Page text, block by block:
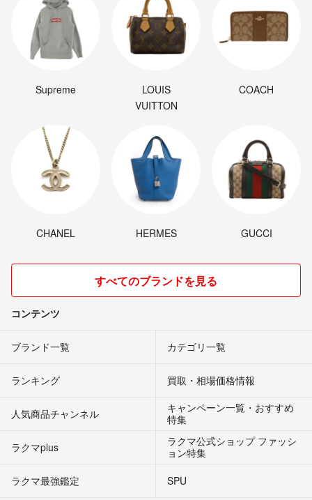
Supreme
LOUIS
VUITTON
COACH
CHANEL HERMES GUCCI
すべてのブランドを見る
コンテンツ
ブランド一覧 カテゴリ一覧
ランキング 買取・相場価格情報
人気商品チャンネル
キャンペーン一覧・おすすめ
特集
ラクマplus
ラクマ公式ショップ ファッシ
ョン特集
ラクマ最強鑑定
SPU